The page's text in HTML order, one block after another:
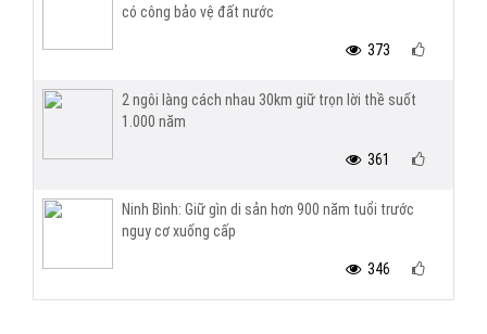
có công bảo vệ đất nước
373
2 ngôi làng cách nhau 30km giữ trọn lời thề suốt
1.000 năm
361
Ninh Bình: Giữ gìn di sản hơn 900 năm tuổi trước
nguy cơ xuống cấp
346